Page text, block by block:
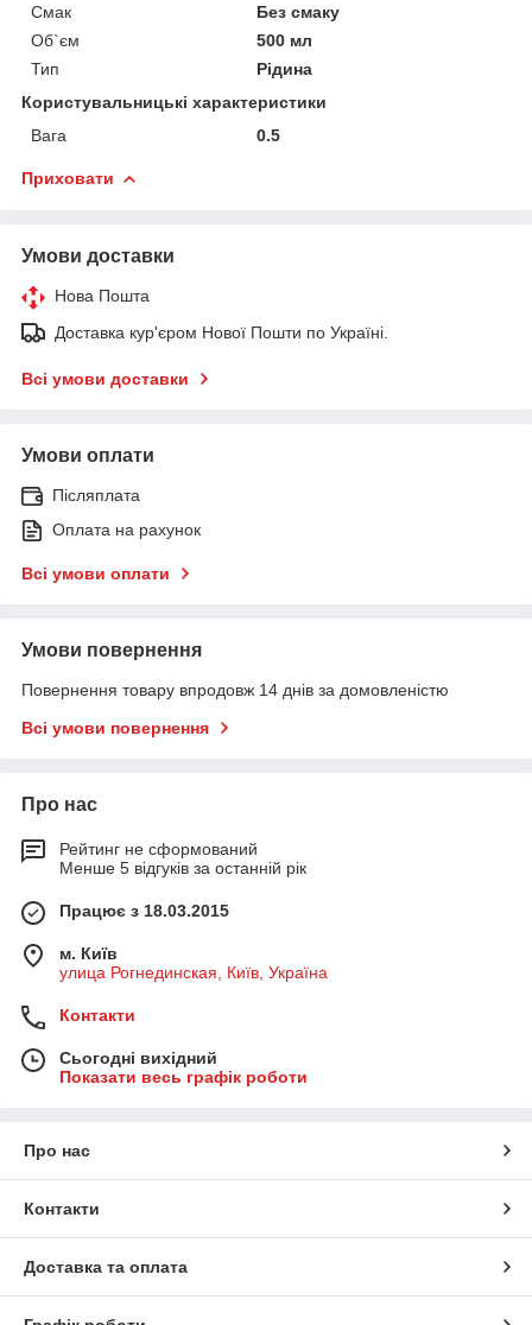
Смак
Без смаку
Об`єм
500 мл
Тип
Рідина
Користувальницькі характеристики
Вага
0.5
Приховати
Умови доставки
Нова Пошта
Доставка кур'єром Нової Пошти по Україні.
Всі умови доставки
Умови оплати
Післяплата
Оплата на рахунок
Всі умови оплати
Умови повернення
Повернення товару впродовж 14 днів за домовленістю
Всі умови повернення
Про нас
Рейтинг не сформований
Менше 5 відгуків за останній рік
Працює з 18.03.2015
м. Київ
улица Рогнединская, Київ, Україна
Контакти
Сьогодні вихідний
Показати весь графік роботи
Про нас
Контакти
Доставка та оплата